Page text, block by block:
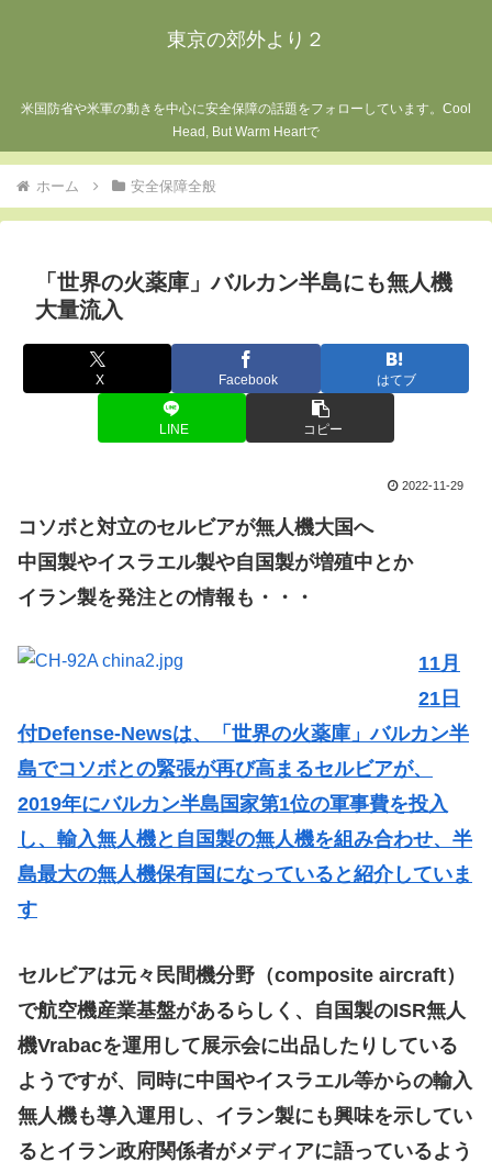
東京の郊外より２
米国防省や米軍の動きを中心に安全保障の話題をフォローしています。Cool
Head, But Warm Heartで
ホーム 安全保障全般
「世界の火薬庫」バルカン半島にも無人機
大量流入
X Facebook はてブ
LINE コピー
2022-11-29
コソボと対立のセルビアが無人機大国へ
中国製やイスラエル製や自国製が増殖中とか
イラン製を発注との情報も・・・
11月
21日
付Defense-Newsは、「世界の火薬庫」バルカン半
島でコソボとの緊張が再び高まるセルビアが、
2019年にバルカン半島国家第1位の軍事費を投入
し、輸入無人機と自国製の無人機を組み合わせ、半
島最大の無人機保有国になっていると紹介していま
す
セルビアは元々民間機分野（composite aircraft）
で航空機産業基盤があるらしく、自国製のISR無人
機Vrabacを運用して展示会に出品したりしている
ようですが、同時に中国やイスラエル等からの輸入
無人機も導入運用し、イラン製にも興味を示してい
るとイラン政府関係者がメディアに語っているよう